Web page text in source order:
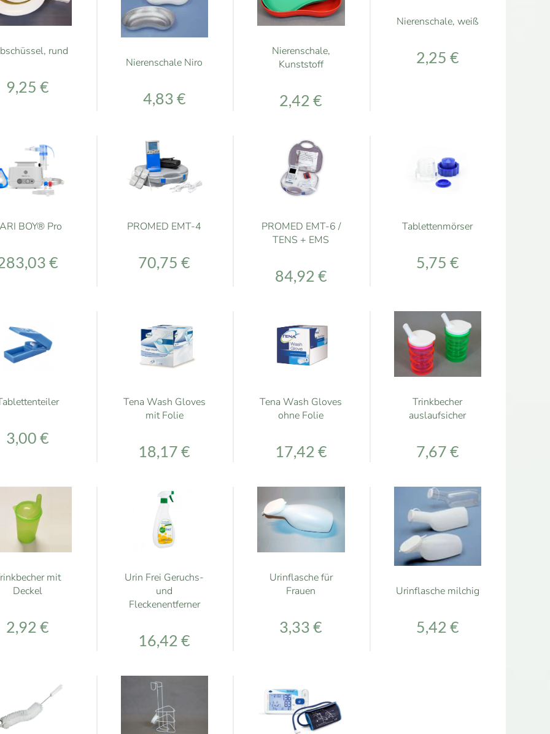
rund
9,25 €
Nierenschale Niro
4,83 €
Nierenschale,
Kunststoff
2,42 €
Nierenschale, weiß
2,25 €
BOY® Pro
€
PROMED EMT-4
70,75 €
PROMED EMT-6 /
TENS + EMS
84,92 €
Tablettenmörser
5,75 €
3,00 €
Tena Wash Gloves
mit Folie
18,17 €
Tena Wash Gloves
ohne Folie
17,42 €
Trinkbecher
auslaufsicher
7,67 €
mit
Deckel
2,92 €
Urin Frei Geruchs-
und
Fleckenentferner
16,42 €
Urinflasche für
Frauen
3,33 €
Urinflasche milchig
5,42 €